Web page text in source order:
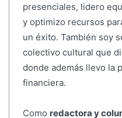
presenciales, lidero
y optimizo recursos
un éxito. También soy
colectivo cultural que
donde además llevo la
financiera.
Como redactora y